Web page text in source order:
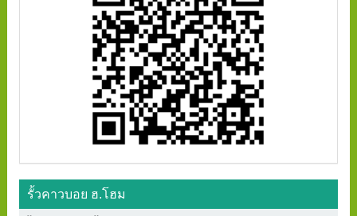
รั้วคาวบอย ฮ.โฮม